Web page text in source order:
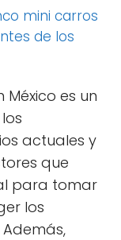
mini carros
de los
es un
actuales y
que
para tomar
los